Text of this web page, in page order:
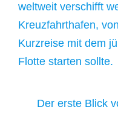
weltweit verschifft
Kreuzfahrthafen,
Kurzreise mit dem
Flotte starten sollte.
Der erste Blick